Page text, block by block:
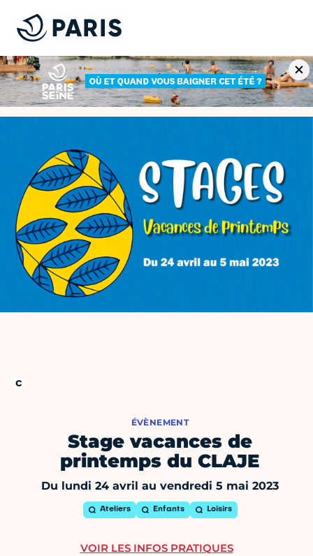
ÉVÈNEMENT
Stage vacances de
printemps du CLAJE
Du lundi 24 avril au vendredi 5 mai 2023
Ateliers Enfants Loisirs
VOIR LES INFOS PRATIQUES